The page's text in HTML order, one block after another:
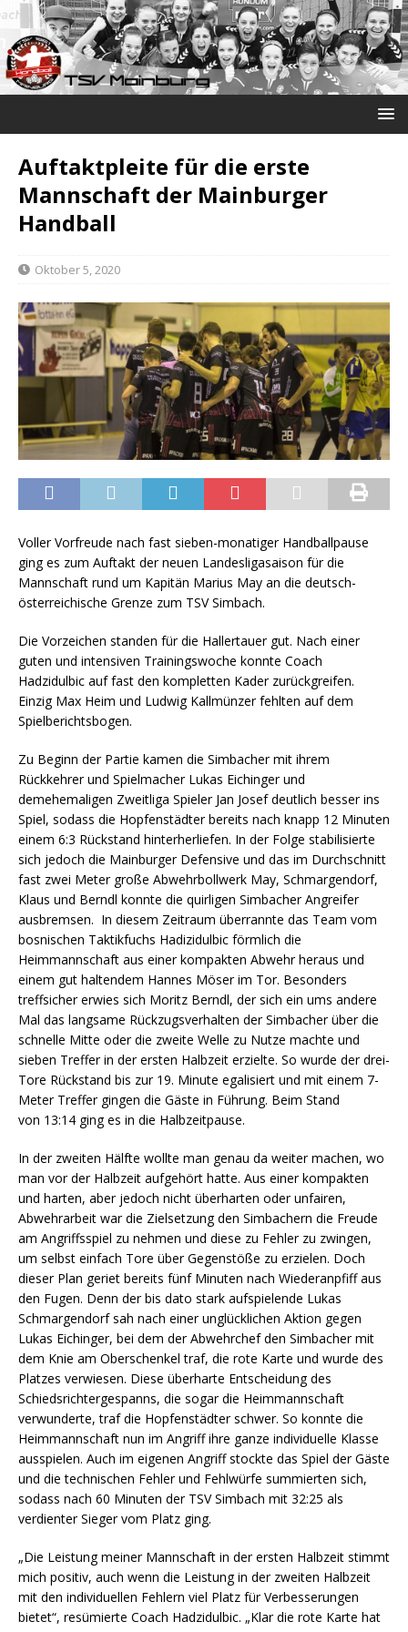
Auftaktpleite für die erste
Mannschaft der Mainburger
Handball
Oktober 5, 2020
Voller Vorfreude nach fast sieben-monatiger Handballpause
ging es zum Auftakt der neuen Landesligasaison für die
Mannschaft rund um Kapitän Marius May an die deutsch-
österreichische Grenze zum TSV Simbach.
Die Vorzeichen standen für die Hallertauer gut. Nach einer
guten und intensiven Trainingswoche konnte Coach
Hadzidulbic auf fast den kompletten Kader zurückgreifen.
Einzig Max Heim und Ludwig Kallmünzer fehlten auf dem
Spielberichtsbogen.
Zu Beginn der Partie kamen die Simbacher mit ihrem
Rückkehrer und Spielmacher Lukas Eichinger und
demehemaligen Zweitliga Spieler Jan Josef deutlich besser ins
Spiel, sodass die Hopfenstädter bereits nach knapp 12 Minuten
einem 6:3 Rückstand hinterherliefen. In der Folge stabilisierte
sich jedoch die Mainburger Defensive und das im Durchschnitt
fast zwei Meter große Abwehrbollwerk May, Schmargendorf,
Klaus und Berndl konnte die quirligen Simbacher Angreifer
ausbremsen. In diesem Zeitraum überrannte das Team vom
bosnischen Taktikfuchs Hadizidulbic förmlich die
Heimmannschaft aus einer kompakten Abwehr heraus und
einem gut haltendem Hannes Möser im Tor. Besonders
treffsicher erwies sich Moritz Berndl, der sich ein ums andere
Mal das langsame Rückzugsverhalten der Simbacher über die
schnelle Mitte oder die zweite Welle zu Nutze machte und
sieben Treffer in der ersten Halbzeit erzielte. So wurde der drei-
Tore Rückstand bis zur 19. Minute egalisiert und mit einem 7-
Meter Treffer gingen die Gäste in Führung. Beim Stand
von 13:14 ging es in die Halbzeitpause.
In der zweiten Hälfte wollte man genau da weiter machen, wo
man vor der Halbzeit aufgehört hatte. Aus einer kompakten
und harten, aber jedoch nicht überharten oder unfairen,
Abwehrarbeit war die Zielsetzung den Simbachern die Freude
am Angriffsspiel zu nehmen und diese zu Fehler zu zwingen,
um selbst einfach Tore über Gegenstöße zu erzielen. Doch
dieser Plan geriet bereits fünf Minuten nach Wiederanpfiff aus
den Fugen. Denn der bis dato stark aufspielende Lukas
Schmargendorf sah nach einer unglücklichen Aktion gegen
Lukas Eichinger, bei dem der Abwehrchef den Simbacher mit
dem Knie am Oberschenkel traf, die rote Karte und wurde des
Platzes verwiesen. Diese überharte Entscheidung des
Schiedsrichtergespanns, die sogar die Heimmannschaft
verwunderte, traf die Hopfenstädter schwer. So konnte die
Heimmannschaft nun im Angriff ihre ganze individuelle Klasse
ausspielen. Auch im eigenen Angriff stockte das Spiel der Gäste
und die technischen Fehler und Fehlwürfe summierten sich,
sodass nach 60 Minuten der TSV Simbach mit 32:25 als
verdienter Sieger vom Platz ging.
„Die Leistung meiner Mannschaft in der ersten Halbzeit stimmt
mich positiv, auch wenn die Leistung in der zweiten Halbzeit
mit den individuellen Fehlern viel Platz für Verbesserungen
bietet“, resümierte Coach Hadzidulbic. „Klar die rote Karte hat